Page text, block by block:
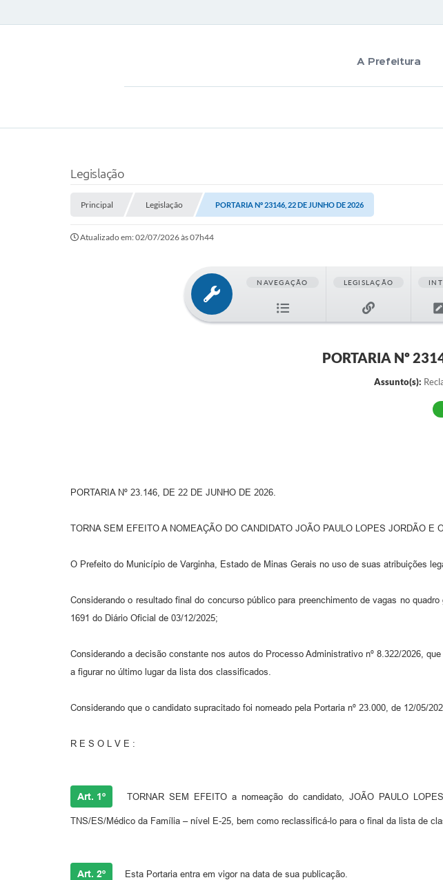
A Prefeitura
Legislação
Principal Legislação PORTARIA Nº 23146, 22 DE JUNHO DE 2026
Atualizado em: 02/07/2026 às 07h44
NAVEGAÇÃO LEGISLAÇÃO
PORTARIA Nº
Assunto(s):
PORTARIA Nº 23.146, DE 22 DE JUNHO DE 2026.
TORNA SEM EFEITO A NOMEAÇÃO DO CANDIDATO JOÃO PAULO LOPES JORDÃO E
O Prefeito do Município de Varginha, Estado de Minas Gerais no uso de suas atribuições
Considerando o resultado final do concurso público para preenchimento de vagas no
1691 do Diário Oficial de 03/12/2025;
Considerando a decisão constante nos autos do Processo Administrativo nº 8.322/2026,
a figurar no último lugar da lista dos classificados.
Considerando que o candidato supracitado foi nomeado pela Portaria nº 23.000, de 12/05/
R E S O L V E :
Art. 1º TORNAR SEM EFEITO a nomeação do candidato, JOÃO PAULO
TNS/ES/Médico da Família – nível E-25, bem como reclassificá-lo para o final da lista de
Art. 2º Esta Portaria entra em vigor na data de sua publicação.